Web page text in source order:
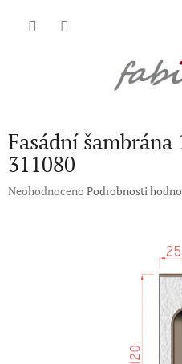
Fasádní šambrána
311080
Průměrné
Neohodnoceno Podrobnosti